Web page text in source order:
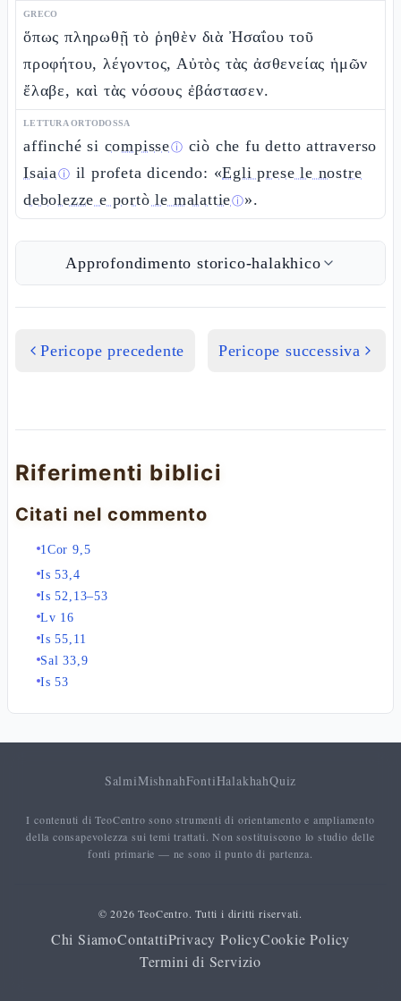
GRECO
ὅπως πληρωθῇ τὸ ῥηθὲν διὰ Ἠσαΐου τοῦ
προφήτου, λέγοντος, Αὐτὸς τὰς ἀσθενείας ἡμῶν
ἔλαβε, καὶ τὰς νόσους ἐβάστασεν.
LETTURA ORTODOSSA
affinché si compisseⓘ ciò che fu detto attraverso
Isaiaⓘ il profeta dicendo: «Egli prese le nostre
debolezze e portò le malattieⓘ».
Approfondimento storico-halakhico
Pericope precedente Pericope successiva
Riferimenti biblici
Citati nel commento
1Cor 9,5
Is 53,4
Is 52,13–53
Lv 16
Is 55,11
Sal 33,9
Is 53
SalmiMishnahFontiHalakhahQuiz
I contenuti di TeoCentro sono strumenti di orientamento e ampliamento
della consapevolezza sui temi trattati. Non sostituiscono lo studio delle
fonti primarie — ne sono il punto di partenza.
© 2026 TeoCentro. Tutti i diritti riservati.
Chi SiamoContattiPrivacy PolicyCookie Policy
Termini di Servizio